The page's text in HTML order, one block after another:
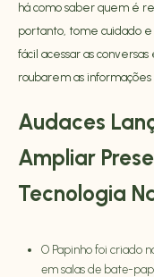
há como saber quem é
portanto, tome cuidado
fácil acessar as
roubarem as
Audaces
Ampliar
Tecnologia
O Papinho foi criado
em salas de bate-